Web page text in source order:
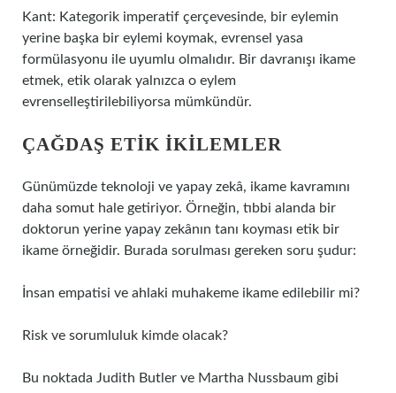
Kant: Kategorik imperatif çerçevesinde, bir eylemin
yerine başka bir eylemi koymak, evrensel yasa
formülasyonu ile uyumlu olmalıdır. Bir davranışı ikame
etmek, etik olarak yalnızca o eylem
evrenselleştirilebiliyorsa mümkündür.
ÇAĞDAŞ ETIK İKILEMLER
Günümüzde teknoloji ve yapay zekâ, ikame kavramını
daha somut hale getiriyor. Örneğin, tıbbi alanda bir
doktorun yerine yapay zekânın tanı koyması etik bir
ikame örneğidir. Burada sorulması gereken soru şudur:
İnsan empatisi ve ahlaki muhakeme ikame edilebilir mi?
Risk ve sorumluluk kimde olacak?
Bu noktada Judith Butler ve Martha Nussbaum gibi